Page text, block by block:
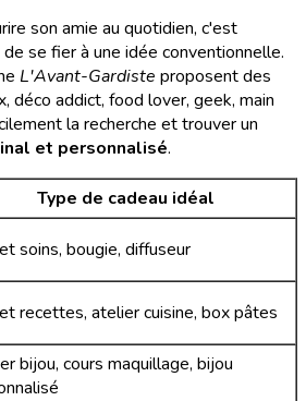
son amie au quotidien, c'est
se fier à une idée conventionnelle.
L'Avant-Gardiste proposent des
addict, food lover, geek, main
la recherche et trouver un
et personnalisé.
Type de cadeau idéal
soins, bougie, diffuseur
recettes, atelier cuisine, box pâtes
bijou, cours maquillage, bijou